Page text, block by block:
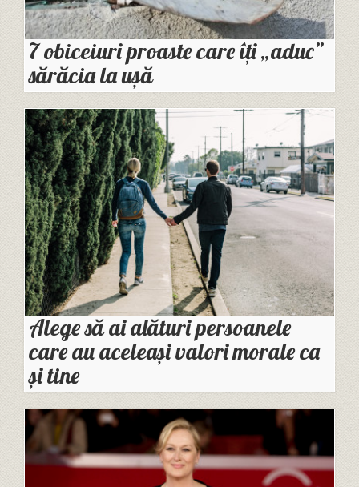
7 obiceiuri proaste care îți „aduc”
sărăcia la ușă
Alege să ai alături persoanele
care au aceleași valori morale ca
și tine